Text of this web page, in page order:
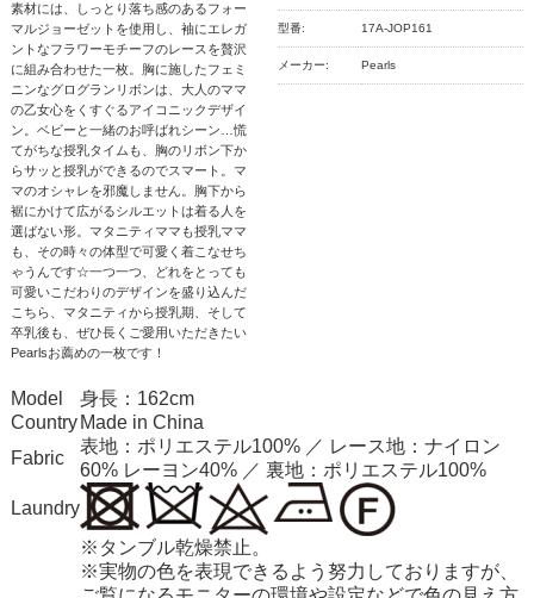
素材には、しっとり落ち感のあるフォー
マルジョーゼットを使用し、袖にエレガ
ントなフラワーモチーフのレースを贅沢
に組み合わせた一枚。胸に施したフェミ
ニンなグログランリボンは、大人のママ
の乙女心をくすぐるアイコニックデザイ
ン。ベビーと一緒のお呼ばれシーン…慌
てがちな授乳タイムも、胸のリボン下か
らサッと授乳ができるのでスマート。マ
マのオシャレを邪魔しません。胸下から
裾にかけて広がるシルエットは着る人を
選ばない形。マタニティママも授乳ママ
も、その時々の体型で可愛く着こなせち
ゃうんです☆一つ一つ、どれをとっても
可愛いこだわりのデザインを盛り込んだ
こちら、マタニティから授乳期、そして
卒乳後も、ぜひ長くご愛用いただきたい
Pearlsお薦めの一枚です！
型番: 17A-JOP161
メーカー: Pearls
Model
身長：162cm
Country Made in China
Fabric
表地：ポリエステル100% ／ レース地：ナイロン
60% レーヨン40% ／ 裏地：ポリエステル100%
Laundry
※タンブル乾燥禁止。
※実物の色を表現できるよう努力しておりますが、